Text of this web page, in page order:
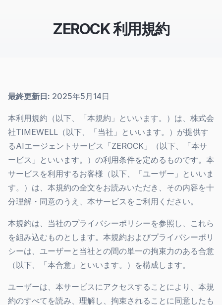
ZEROCK 利用規約
最終更新日: 2025年5月14日
本利用規約（以下、「本規約」といいます。）は、株式会
社TIMEWELL（以下、「当社」といいます。）が提供す
るAIエージェントサービス「ZEROCK」（以下、「本サ
ービス」といいます。）の利用条件を定めるものです。本
サービスを利用するお客様（以下、「ユーザー」といいま
す。）は、本規約の全文をお読みいただき、その内容を十
分理解・同意のうえ、本サービスをご利用ください。
本規約は、当社のプライバシーポリシーを参照し、これら
を組み込むものとします。本規約およびプライバシーポリ
シーは、ユーザーと当社との間の単一の拘束力のある合意
（以下、「本合意」といいます。）を構成します。
ユーザーは、本サービスにアクセスすることにより、本規
約のすべてを読み、理解し、拘束されることに同意したも